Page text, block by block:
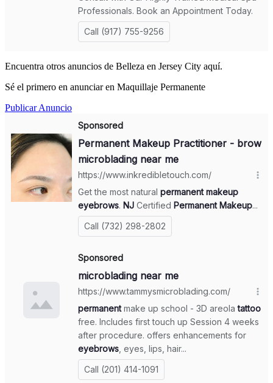
Encuentra otros anuncios de Belleza en Jersey City aquí.
Sé el primero en anunciar en Maquillaje Permanente
Publicar Anuncio